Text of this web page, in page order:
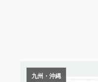
九州・沖縄